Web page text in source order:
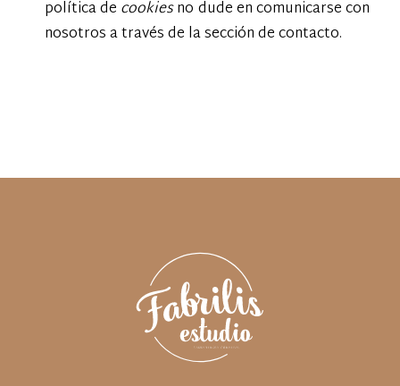
política de cookiesno dude en comunicarse con
nosotros a través de la sección de contacto.